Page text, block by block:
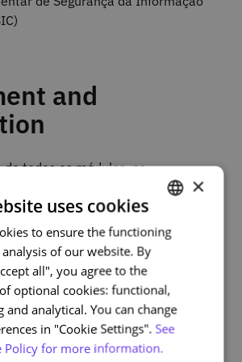
and
de todos os módulos, os
Para isso, será necessário
as avaliações no final de cada
percentagem mínima de 80% de
após a sua conclusão, o
requisito para a frequência das
ministradas sob a
do Gabinete.
PORTUGUESE
ENGLISH
×
uses cookies
to ensure the functioning
of our website. By
all", you agree to the
optional cookies: functional,
and analytical. You can change
in "Cookie Settings". See
Policy for more information.